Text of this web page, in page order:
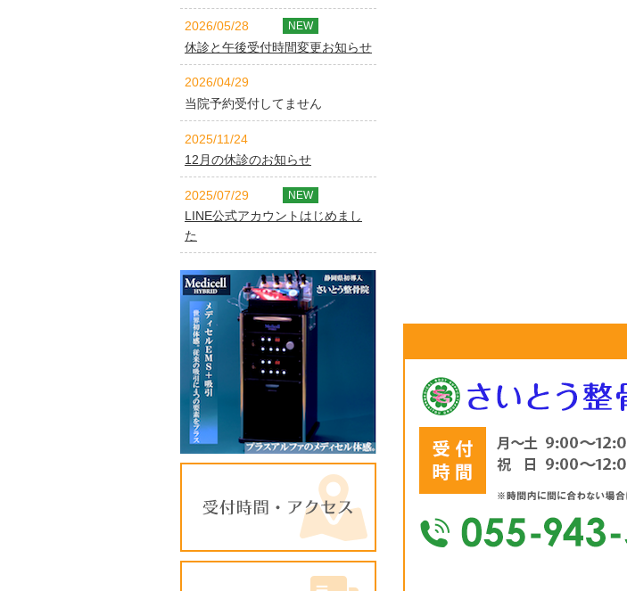
2026/05/28 NEW
休診と午後受付時間変更お知らせ
2026/04/29
当院予約受付してません
2025/11/24
12月の休診のお知らせ
2025/07/29 NEW
LINE公式アカウントはじめまし
た